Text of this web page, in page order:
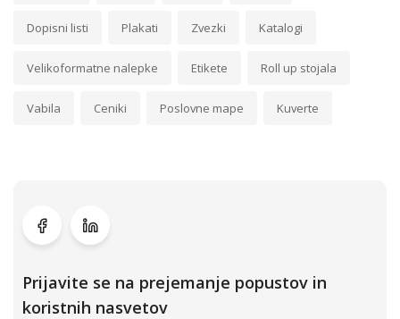
Dopisni listi Plakati Zvezki Katalogi
Velikoformatne nalepke Etikete Roll up stojala
Vabila Ceniki Poslovne mape Kuverte
Prijavite se na prejemanje popustov in
koristnih nasvetov